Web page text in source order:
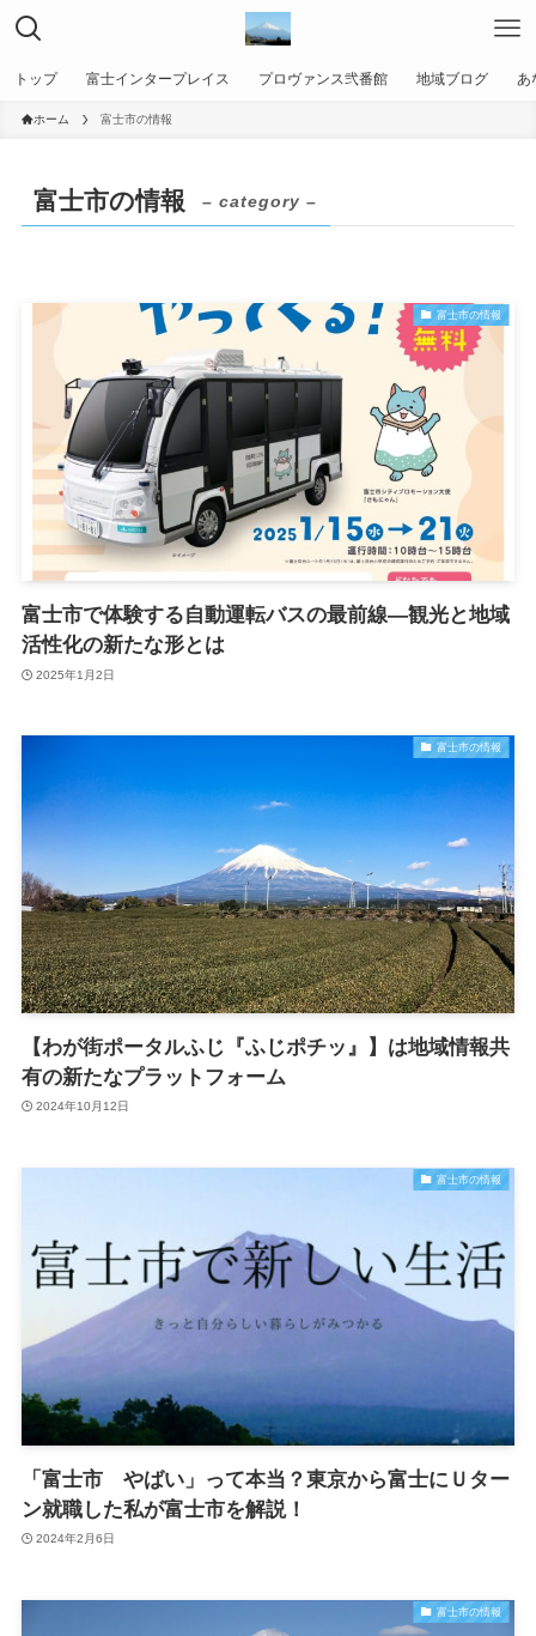
トップ 富士インタープレイス プロヴァンス弐番館 地域ブログ あ
ホーム 富士市の情報
富士市の情報 – category –
富士市の情報
富士市で体験する自動運転バスの最前線―観光と地域
活性化の新たな形とは
2025年1月2日
富士市の情報
【わが街ポータルふじ『ふじポチッ』】は地域情報共
有の新たなプラットフォーム
2024年10月12日
富士市の情報
「富士市 やばい」って本当？東京から富士にＵター
ン就職した私が富士市を解説！
2024年2月6日
富士市の情報